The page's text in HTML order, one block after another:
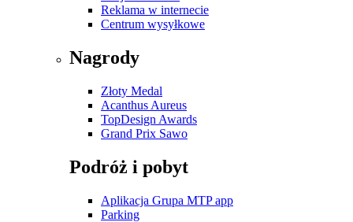
Reklama w internecie
Centrum wysyłkowe
Nagrody
Złoty Medal
Acanthus Aureus
TopDesign Awards
Grand Prix Sawo
Podróż i pobyt
Aplikacja Grupa MTP app
Parking